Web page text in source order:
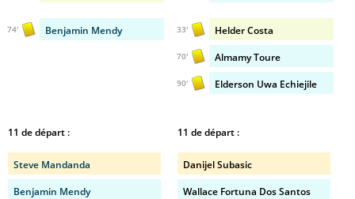
Benjamin Mendy
74' Helder Costa
33'
Almamy Toure
70'
Elderson Uwa Echiejile
90'
11 de départ :
Steve Mandanda
Benjamin Mendy
11 de départ :
Danijel Subasic
Wallace Fortuna Dos Santos